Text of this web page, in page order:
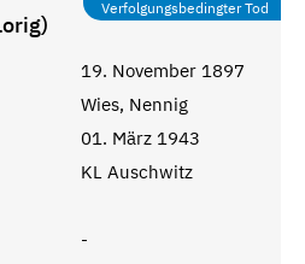
Verfolgungsbedingter Tod
19. November 1897
Wies, Nennig
01. März 1943
KL Auschwitz
-